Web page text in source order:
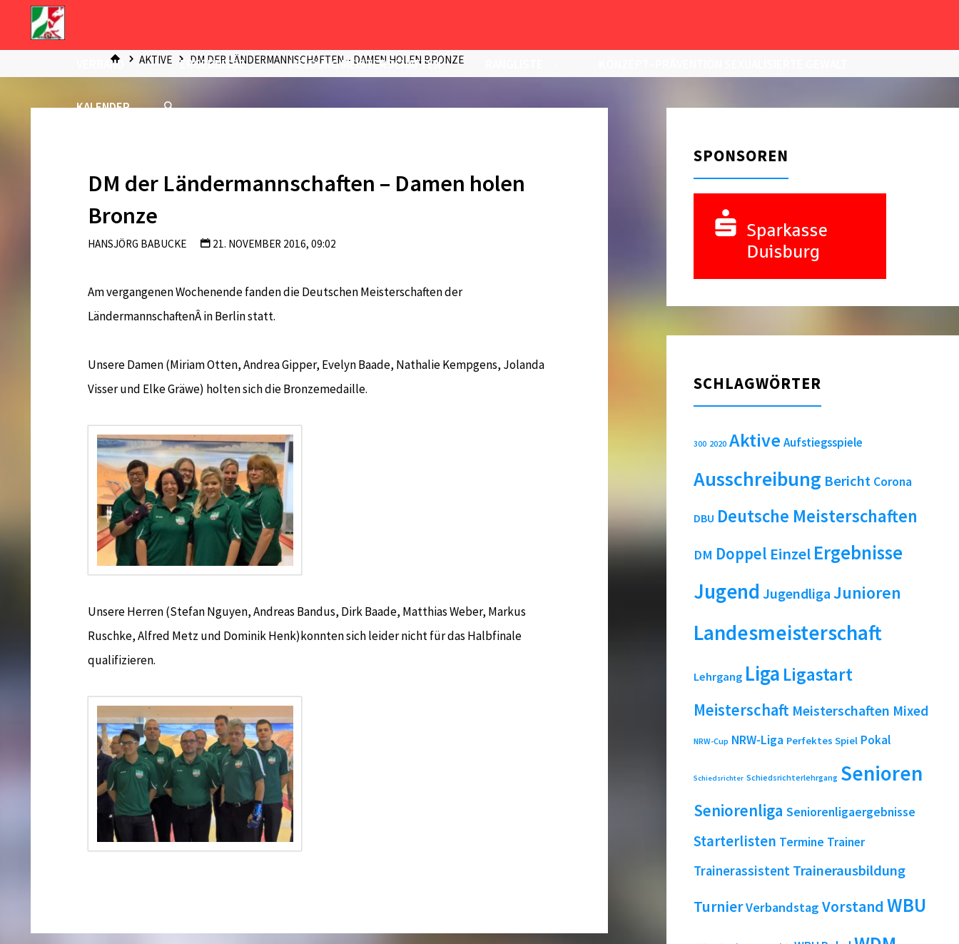
VERBAND ERGEBNISSE MELDUNG MEISTERSCHAFTEN
KALENDER
START
AKTIVE DM DER LÄNDERMANNSCHAFTEN – DAMEN HOLEN BRONZE
DM der Ländermannschaften – Damen holen
Bronze
HANSJÖRG BABUCKE 21. NOVEMBER 2016, 09:02
Am vergangenen Wochenende fanden die Deutschen Meisterschaften der
LändermannschaftenÂ in Berlin statt.
Unsere Damen (Miriam Otten, Andrea Gipper, Evelyn Baade, Nathalie Kempgens, Jolanda
Visser und Elke Gräwe) holten sich die Bronzemedaille.
Unsere Herren (Stefan Nguyen, Andreas Bandus, Dirk Baade, Matthias Weber, Markus
Ruschke, Alfred Metz und Dominik Henk)konnten sich leider nicht für das Halbfinale
qualifizieren.
SPONSOREN
SCHLAGWÖRTER
300 2020 Aktive Aufstiegsspiele
Ausschreibung Bericht Corona
DBU Deutsche Meisterschaften
DM Doppel Einzel Ergebnisse
Jugend Jugendliga Junioren
Landesmeisterschaft
Lehrgang Liga Ligastart
Meisterschaft Meisterschaften Mixed
NRW-Cup NRW-Liga Perfektes Spiel Pokal
Schiedsrichter Schiedsrichterlehrgang Senioren
Seniorenliga Seniorenligaergebnisse
Starterlisten Termine Trainer
Trainerassistent Trainerausbildung
TurnierVerbandstag Vorstand WBU